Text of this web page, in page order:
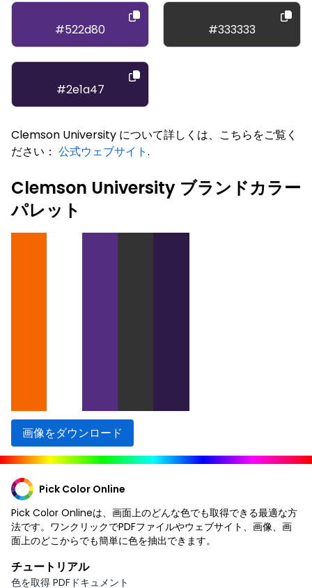
#522d80 #333333
#2e1a47
Clemson University について詳しくは、こちらをご覧く
ださい： 公式ウェブサイト.
Clemson University ブランドカラー
パレット
画像をダウンロード
Pick Color Online
Pick Color Onlineは、画面上のどんな色でも取得できる最適な方
法です。ワンクリックでPDFファイルやウェブサイト、画像、画
面上のどこからでも簡単に色を抽出できます。
チュートリアル
色を取得 PDFドキュメント